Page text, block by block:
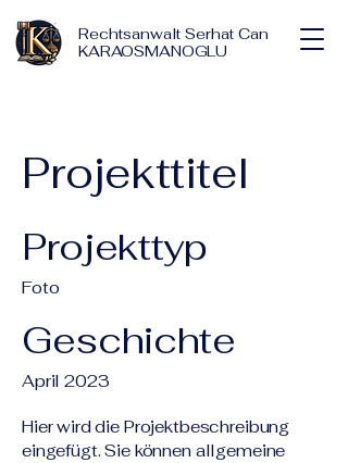
Rechtsanwalt Serhat Can
KARAOSMANOGLU
Projekttitel
Projekttyp
Foto
Geschichte
April 2023
Hier wird die Projektbeschreibung
eingefügt. Sie können allgemeine